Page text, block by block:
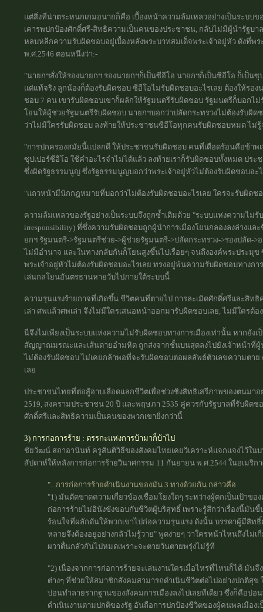
แต่สิ่งที่น่าตระหนกเกมอนาถก็คือ เบื้องหน้าความล้มเหลวอย่างเป็นระบบ
เคารพปกป้องศักดิ์ศรี-สิทธิความเป็นคนของประชาชน, กลับไม่มีผู้นำรัฐบ
หลบหลีกความรับผิดชอบอยู่เบื้องหลังพระบาทสมเด็จพระเจ้าอยู่หัว ดังที่พ
พ.ศ.2546 ตอนหนึ่งว่า:-
"นายกฯสั่งให้รองนายกฯ รองนายกฯก็เป็นซีอีโอ นายกฯก็เป็นซีอีโอ ก็เป็น
แต่แท้จริง ลูกน้องก็ต้องรับผิดชอบ ซีอีโอไม่รับผิดชอบอะไรเลย ต้องให้รอ
ชอบ 7 คน เขารับผิดชอบเขาก็ผลักให้รัฐมนตรีรับผิดชอบ รัฐมนตรีก็บอกไ
โยนให้ผู้ช่วยรัฐมนตรีรับผิดชอบ นายกฯบอกว่าปลัดกระทรวงไม่ต้องรับผิด
ว่าไม่มีใครรับผิดชอบ ลงท้ายให้ประชาชนซีอีโอทุกคนรับผิดชอบหมด ไม่รู้
"การปกครองสมัยนี้แปลกดี ให้ประชาชนรับผิดชอบ คนที่เดือดร้อนคือข้าพเ
ซุปเปอร์ซีอีโอ ใช้คำอะไรจำไม่ได้แล้ว ลงท้ายเราก็รับผิดชอบทั้งหมด ปร
ซึ่งผิดรัฐธรรมนูญ ซึ่งรัฐธรรมนูญบอกว่าพระเจ้าอยู่หัวไม่ต้องรับผิดชอบอะไ
"แถวหน้ามีนักกฎหมายที่บอกว่าไม่ต้องรับผิดชอบอะไรเลย ใครจะรับผิดช
ความล้มเหลวของรัฐอย่างเป็นระบบจึงถูกซ้ำเติมด้วย "ระบบแห่งความไม่รั
irresponsibility) ที่ซึ่งความรับผิดชอบถูกผู้นำการเมืองโยนกลองลงล่างแล
ยกฯ รัฐมนตรี->รัฐมนตรีช่วย->ผู้ช่วยรัฐมนตรี->ปลัดกระทรวง->รองปลัด-
ไม่มีอำนาจ และในทางกลับกันก็โยนสูงขึ้นไปเรื่อยๆ จนถึงองค์พระประมุ
พระเจ้าอยู่หัวไม่ต้องรับผิดชอบอะไรเลย ทรงอยู่พ้นความรับผิดชอบทางก
เล่นกลโยนอันตรธานหายวับไปภายใต้ระบบนี้
ความรุนแรงร้ายกาจที่เกิดขึ้น ชีวิตคนที่ตายไป การละเมิดศักดิ์ศรีและสิท
เล่า ศพแล้วศพเล่า จึงไม่มีใครเสนอหน้าออกมารับผิดชอบเลย, ไม่มีใครต้อ
นี่จึงไม่เพียงเป็นระบบแห่งความไม่รับผิดชอบทางการเมืองเท่านั้น หากยัง
สัญญาณมรณะและเส้นตายอำมหิต ถูกส่งจากชั้นบนสุดลงไปยังเจ้าหน้าที่ผู้
ไม่ต้องรับผิดชอบ ไม่เคยกล้าพอที่จะรับผิดชอบต่อผลลัพธ์ตัวเลขความตา
เลย
ประชาชนไทยที่ต่อสู้อาบเลือดแลกชีวิตเพื่อช่วงชิงสิทธิเสรีภาพของตนมาอ
2519, สงครามประชาชน 20 ปี และพฤษภา 2535 คู่ควรกับรัฐบาลที่รับผิด
ศักดิ์ศรีและสิทธิความเป็นคนของพวกเขายิ่งกว่านี้
3) การก่อการร้าย : ตรรกะแห่งการบ้ามาก็บ้าไป
ชัยวัฒน์ สถาอานันท์ ครูสันติวิธีของสังคมไทยเคยวิเคราะห์แจกแจงไว้ในบท
สัปดาห์ให้หลังการก่อการร้ายวินาศกรรม 11 กันยายน พ.ศ.2544 ในอเมริกา
"...การก่อการร้ายดำเนินงานของมัน 3 ทางด้วยกัน กล่าวคือ
"1) มันตัดขาดความเกี่ยวข้องเชื่อมโยงใดๆ ระหว่างผู้ตกเป็นเป้าข
ก่อการร้ายไม่อินังขังขอบกับชีวิตผู้บริสุทธิ์ เพราะรู้สึกว่าเรื่องนี้มัน
ร้อนใจที่ผลักดันให้พวกเขาไปก่อความรุนแรง ดังนั้น บรรดาผู้มีสิท
หลายจึงต้องอยู่อย่างกลัวไมรู้วาย" พูดง่ายๆ ว่าใครหน้าไหนถึงไม่
ผวาตื่นกลัวกันไปหมดเพราะจะตายวันตายพรุ่งไม่รู้ที
"2) เนื่องจากการก่อการร้ายจะเล่นงานใครเมื่อไหร่ที่ไหนก็ได้ มัน
ต่างๆ ที่ช่วยให้สมาชิกสังคมสามารถดำเนินชีวิตต่อไปอย่างปกติสุข
บ่อนทำลายรากฐานของสังคมการเมืองลงไปเลยทีเดียว ซึ่งก็คือบ่
ดำเนินงานตามปกติของรัฐ อันถือการปกป้องชีวิตของผู้คนพลเมือง